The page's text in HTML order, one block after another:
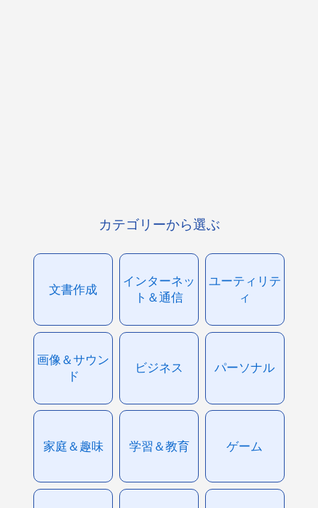
カテゴリーから選ぶ
文書作成
インターネッ
ト＆通信
ユーティリテ
ィ
画像＆サウン
ド
ビジネス パーソナル
家庭＆趣味 学習＆教育 ゲーム